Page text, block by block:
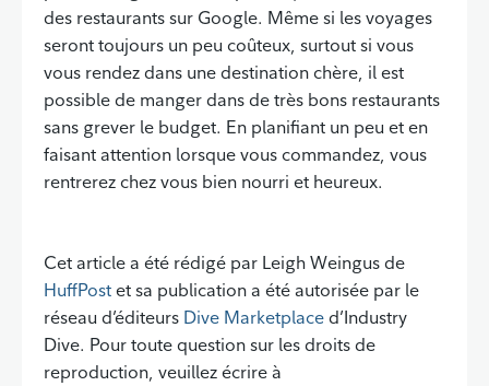
des restaurants sur Google. Même si les voyages
seront toujours un peu coûteux, surtout si vous
vous rendez dans une destination chère, il est
possible de manger dans de très bons restaurants
sans grever le budget. En planifiant un peu et en
faisant attention lorsque vous commandez, vous
rentrerez chez vous bien nourri et heureux.
Cet article a été rédigé par Leigh Weingus de
HuffPost et sa publication a été autorisée par le
réseau d’éditeurs Dive Marketplace d’Industry
Dive. Pour toute question sur les droits de
reproduction, veuillez écrire à